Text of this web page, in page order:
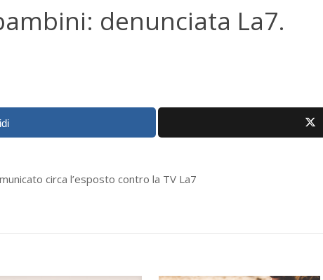
denunciata La7.
circa l’esposto contro la TV La7